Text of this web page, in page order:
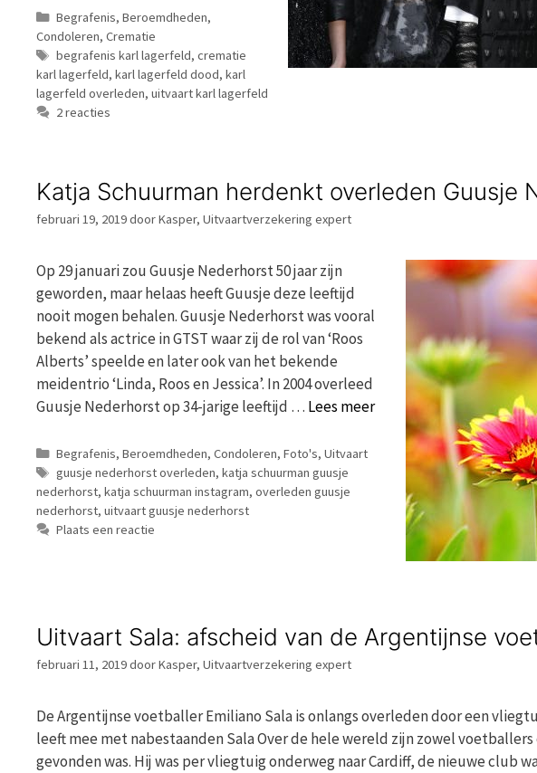
Categorieën
Begrafenis, Beroemdheden,
Condoleren, Crematie
Tags
begrafenis karl lagerfeld, crematie
karl lagerfeld, karl lagerfeld dood, karl
lagerfeld overleden, uitvaart karl lagerfeld
2 reacties
Katja Schuurman herdenkt overleden Guusje
februari 19, 2019doorKasper, Uitvaartverzekering expert
Op 29 januari zou Guusje Nederhorst 50 jaar zijn
geworden, maar helaas heeft Guusje deze leeftijd
nooit mogen behalen. Guusje Nederhorst was vooral
bekend als actrice in GTST waar zij de rol van ‘Roos
Alberts’ speelde en later ook van het bekende
meidentrio ‘Linda, Roos en Jessica’. In 2004 overleed
Guusje Nederhorst op 34-jarige leeftijd … Lees meer
Categorieën
Begrafenis, Beroemdheden, Condoleren, Foto's, Uitvaart
Tags
guusje nederhorst overleden, katja schuurman guusje
nederhorst, katja schuurman instagram, overleden guusje
nederhorst, uitvaart guusje nederhorst
Plaats een reactie
Uitvaart Sala: afscheid van de Argentijnse
februari 11, 2019doorKasper, Uitvaartverzekering expert
De Argentijnse voetballer Emiliano Sala is onlangs overleden door een
leeft mee met nabestaanden Sala Over de hele wereld zijn zowel
gevonden was. Hij was per vliegtuig onderweg naar Cardiff, de nieuwe club